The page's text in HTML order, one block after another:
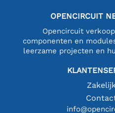
OPENCIRCUIT
Opencircuit
componenten en
leerzame projecten en